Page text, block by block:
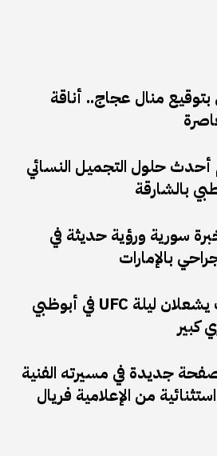
بتوقيع منال عجاج.. أناقة
حلول التجميل النسائي
بالشارقة
سورية ورؤية حديثة في
بالإمارات
أنكالايف وغوسكوف يشعلان ليلة UFC في أبوظبي
كبير
جديدة في مسيرته الفنية
من الإعلامية فريال